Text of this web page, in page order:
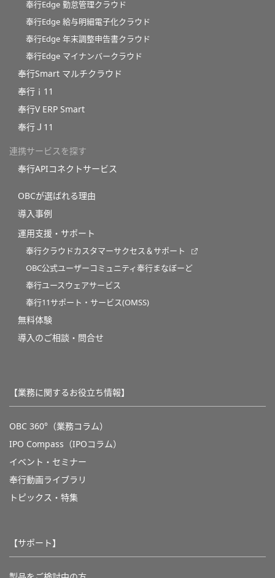
奉行Edge 勤怠管理クラウド
奉行Edge 給与明細電子化クラウド
奉行Edge 年末調整申告書クラウド
奉行Edge マイナンバークラウド
奉行Smart マルチクラウド
奉行ｉ11
奉行V ERP Smart
奉行Ｊ11
連携サービスを探す
奉行APIコネクトサービス
OBCが選ばれる理由
導入事例
運用支援・サポート
奉行クラウドカスタマーサクセス＆サポート
OBC公式ユーザーコミュニティ奉行まなぼーど
奉行ユースウェアサービス
奉行11サポート・サービス(OMSS)
無料体験
導入のご相談・問合せ
【業務に関するお役立ち情報】
OBC 360°（業務コラム）
IPO Compass（IPOコラム）
イベント・セミナー
奉行動画ライブラリ
トピックス・特集
【サポート】